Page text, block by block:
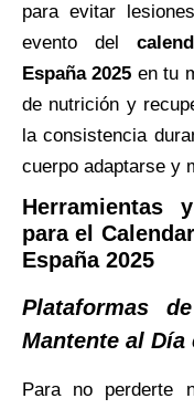
para evitar
evento del
España 2025 en tu
de nutrición y
la consistencia
cuerpo adaptarse y
Herramientas
para el
España 2025
Plataformas
Mantente al Día
Para no perderte